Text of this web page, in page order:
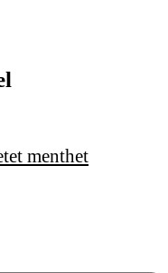
menthet